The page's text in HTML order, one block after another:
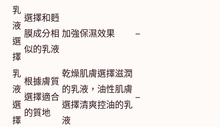
乳
液
選
擇
選擇和麪
膜成分相
似的乳液
加強保濕效果 –
乳
液
選
擇
根據膚質
選擇適合
的質地
乾燥肌膚選擇滋潤
的乳液，油性肌膚
選擇清爽控油的乳
液
–